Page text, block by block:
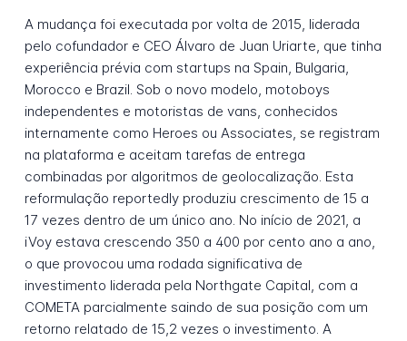
A mudança foi executada por volta de 2015, liderada
pelo cofundador e CEO Álvaro de Juan Uriarte, que tinha
experiência prévia com startups na Spain, Bulgaria,
Morocco e Brazil. Sob o novo modelo, motoboys
independentes e motoristas de vans, conhecidos
internamente como Heroes ou Associates, se registram
na plataforma e aceitam tarefas de entrega
combinadas por algoritmos de geolocalização. Esta
reformulação reportedly produziu crescimento de 15 a
17 vezes dentro de um único ano. No início de 2021, a
iVoy estava crescendo 350 a 400 por cento ano a ano,
o que provocou uma rodada significativa de
investimento liderada pela Northgate Capital, com a
COMETA parcialmente saindo de sua posição com um
retorno relatado de 15,2 vezes o investimento. A